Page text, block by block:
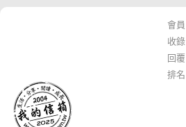
會員
收錄
回覆
排名